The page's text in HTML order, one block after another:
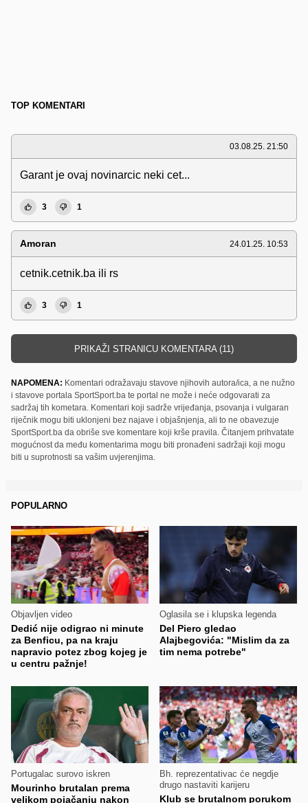
TOP KOMENTARI
03.08.25. 21:50
Garant je ovaj novinarcic neki cet...
3 1
Amoran 24.01.25. 10:53
cetnik.cetnik.ba ili rs
3 1
PRIKAŽI STRANICU KOMENTARA (11)
NAPOMENA: Komentari odražavaju stavove njihovih autora/ica, a ne nužno
i stavove portala SportSport.ba te portal ne može i neće odgovarati za
sadržaj tih kometara. Komentari koji sadrže vrijeđanja, psovanja i vulgaran
riječnik mogu biti uklonjeni bez najave i objašnjenja, ali to ne obavezuje
SportSport.ba da obriše sve komentare koji krše pravila. Čitanjem prihvatate
mogućnost da među komentarima mogu biti pronađeni sadržaji koji mogu
biti u suprotnosti sa vašim uvjerenjima.
POPULARNO
Objavljen video
Dedić nije odigrao ni minute
za Benficu, pa na kraju
napravio potez zbog kojeg je
u centru pažnje!
Oglasila se i klupska legenda
Del Piero gledao
Alajbegovića: "Mislim da za
tim nema potrebe"
Portugalac surovo iskren
Mourinho brutalan prema
velikom pojačanju nakon
Bh. reprezentativac će negdje
drugo nastaviti karijeru
Klub se brutalnom porukom